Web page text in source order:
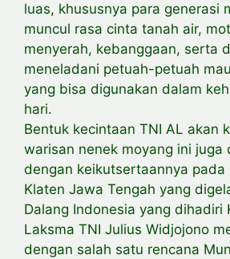
luas, khususnya para generasi
muncul rasa cinta tanah air,
menyerah, kebanggaan, serta
meneladani petuah-petuah
yang bisa digunakan dalam
hari.
Bentuk kecintaan TNI AL akan
warisan nenek moyang ini juga
dengan keikutsertaannya pada
Klaten Jawa Tengah yang
Dalang Indonesia yang dihadiri
Laksma TNI Julius Widjojono
dengan salah satu rencana